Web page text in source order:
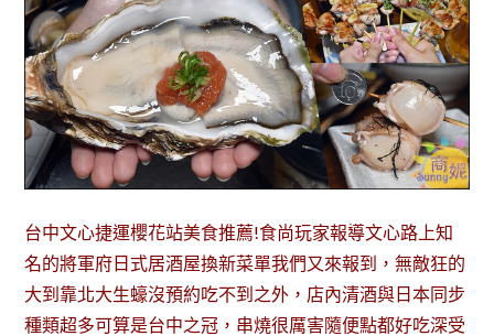
台中文心捷運櫻花站美食推薦!食尚玩家報導文心路上知
名的將軍府日式居酒屋換新菜單我們又來報到，無敵狂的
大到靠北大生蠔沒預約吃不到之外，店內清酒與日本同步
種類超多可算是台中之冠，串燒很厲害隨便點都好吃深受